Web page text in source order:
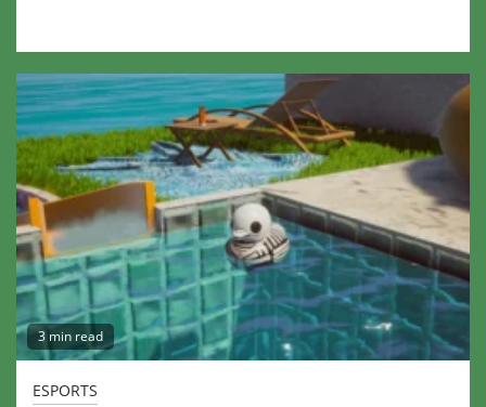
3 min read
ESPORTS